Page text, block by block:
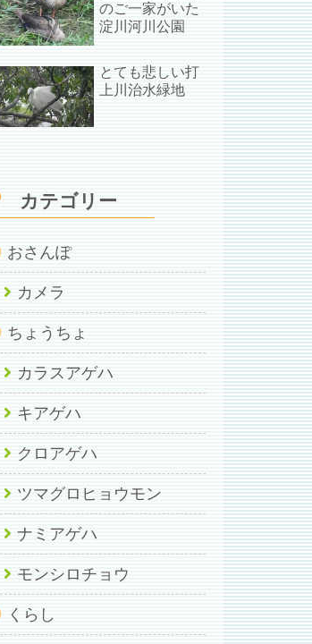
のご一家がいた
淀川河川公園
とても悲しい打
上川治水緑地
カテゴリー
おさんぽ
カメラ
ちょうちょ
カラスアゲハ
キアゲハ
クロアゲハ
ツマグロヒョウモン
ナミアゲハ
モンシロチョウ
くらし